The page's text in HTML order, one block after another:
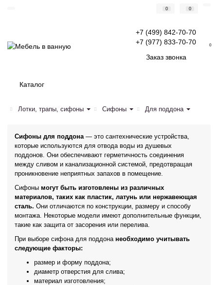
0 0
+7 (499) 842-70-70
+7 (977) 833-70-70
Заказ звонка
0
Каталог
Лотки, трапы, сифоны Сифоны Для поддона
Сифоны для поддона — это сантехнические устройства,
которые используются для отвода воды из душевых
поддонов. Они обеспечивают герметичность соединения
между сливом и канализационной системой, предотвращая
проникновение неприятных запахов в помещение.
Сифоны могут быть изготовлены из различных
материалов, таких как пластик, латунь или нержавеющая
сталь. Они отличаются по конструкции, размеру и способу
монтажа. Некоторые модели имеют дополнительные функции,
такие как защита от засорения или перелива.
При выборе сифона для поддона необходимо учитывать
следующие факторы:
размер и форму поддона;
диаметр отверстия для слива;
материал изготовления;